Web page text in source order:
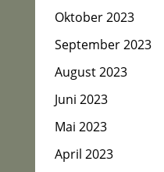
Oktober 2023
September 2023
August 2023
Juni 2023
Mai 2023
April 2023